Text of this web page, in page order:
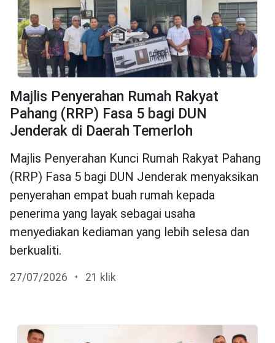
Majlis Penyerahan Rumah Rakyat
Pahang (RRP) Fasa 5 bagi DUN
Jenderak di Daerah Temerloh
Majlis Penyerahan Kunci Rumah Rakyat Pahang
(RRP) Fasa 5 bagi DUN Jenderak menyaksikan
penyerahan empat buah rumah kepada
penerima yang layak sebagai usaha
menyediakan kediaman yang lebih selesa dan
berkualiti.
27/07/2026 • 21 klik